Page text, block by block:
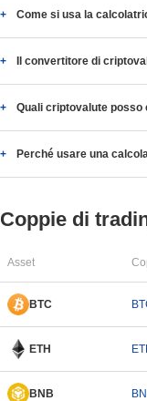
Come si usa la
Il convertitore di
Quali criptovalute posso
Perché usare una
Coppie di
Asset
BTC
ETH
BNB